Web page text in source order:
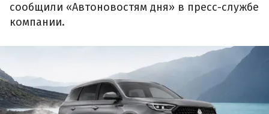
сообщили «Автоновостям дня» в пресс-службе
компании.